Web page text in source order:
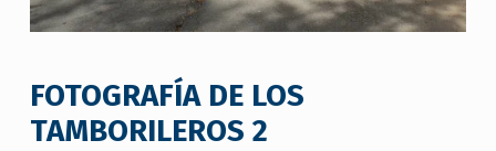
FOTOGRAFÍA DE LOS
TAMBORILEROS 2